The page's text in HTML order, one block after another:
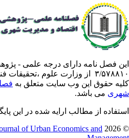
فصل نامه دارای درجه علمی -
وزارت علوم ،تحقیقات فناوری است .
حقوق این وب سایت متعلق به
می باشد.
از مطالب ارایه شده در این
©
Journal of Urban Economics and